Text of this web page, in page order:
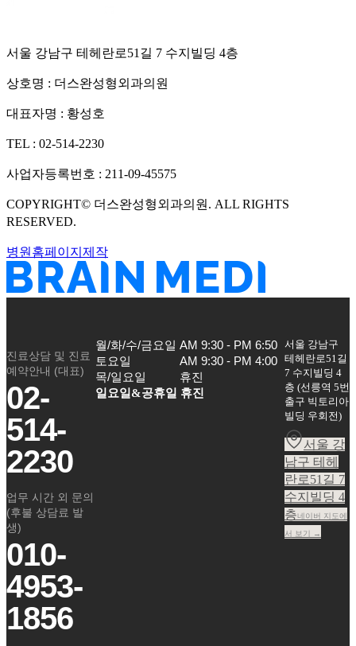
서울 강남구 테헤란로51길 7 수지빌딩 4층
상호명 : 더스완성형외과의원
대표자명 : 황성호
TEL : 02-514-2230
사업자등록번호 : 211-09-45575
COPYRIGHT© 더스완성형외과의원 . ALL RIGHTS
RESERVED.
병원홈페이지제작
진료상담 및 진료
예약안내 (대표)
02-
514-
2230
업무 시간 외 문의
(후불 상담료 발
생)
010-
4953-
1856
월/화/수/금요일
토요일
목/일요일
AM 9:30 - PM 6:50
AM 9:30 - PM 4:00
휴진
일요일&공휴일 휴진
서울 강남구
테헤란로51길
7 수지빌딩 4
층 (선릉역 5번
출구 빅토리아
빌딩 우회전)
서울 강
남구 테헤
란로51길 7
수지빌딩 4
층네이버 지도에
서 보기 →